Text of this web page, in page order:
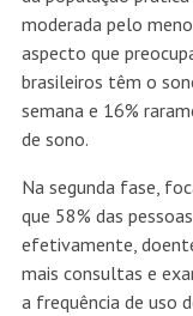
moderada pelo
aspecto que
brasileiros têm o
semana e 16%
de sono.
Na segunda fase,
que 58% das
efetivamente,
mais consultas e
a frequência de uso